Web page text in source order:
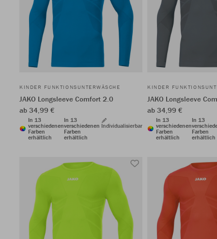
KINDER FUNKTIONSUNTERWÄSCHE
JAKO Longsleeve Comfort 2.0
ab 34,99 €
In 13
verschiedenen
Farben
erhältlich
In 13
verschiedenen
Farben
erhältlich
Individualisierbar
KINDER
JAKO Longsleeve
ab 34,99 €
In 13
verschiedenen
Farben
erhältlich
In 13
Farben
erhältlich